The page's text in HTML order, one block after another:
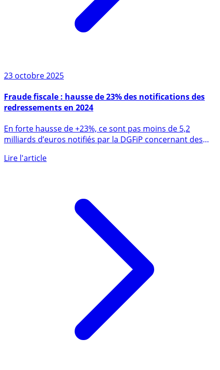
23 octobre 2025
redressements en 2024
milliards d’euros notifiés par la DGFiP concernant des